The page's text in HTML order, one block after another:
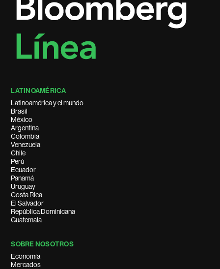
LATINOAMÉRICA
Latinoamérica y el mundo
Brasil
México
Argentina
Colombia
Venezuela
Chile
Perú
Ecuador
Panamá
Uruguay
Costa Rica
El Salvador
República Dominicana
Guatemala
SOBRE NOSOTROS
Economía
Mercados